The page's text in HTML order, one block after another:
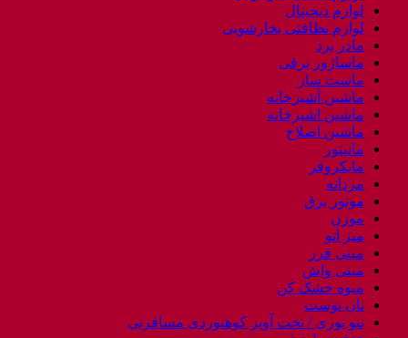
لوازم دیجیتال
لوازم نظافتی بخارشویی
مادر برد
ماساژور برقی
ماست ساز
ماشین آشپزخانه
ماشین اشپزخانه
ماشین اصلاح
مانیتور
مایکروفر
مردانه
موتور برق
موزن
میز اتو
مینی فرز
مینی واش
میوه خشک کن
نان توست
ننو توری / تخت آویز کوهنوردی مسافرتی